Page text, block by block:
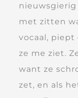
met zitten
vocaal,
ze me ziet.
want ze
zet, en als